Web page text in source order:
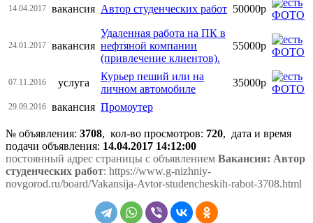
14.04.2017 вакансия Автор студенческих работ 50000р
24.01.2017 вакансия
Удаленная работа на ПК в
нефтяной компании
(привлечение клиентов).
55000р
07.11.2016 услуга
Курьер пеший или на
личном автомобиле
35000р
29.09.2016 вакансия Промоутер
№ объявления: 3708, кол-во просмотров: 720, дата и время
подачи объявления: 14.04.2017 14:12:00
постоянный адрес страницы с объявлением Вакансия: Автор
студенческих работ: https://www.g-nizhniy-
novgorod.ru/board/Vakansija-Avtor-studencheskih-rabot-3708.html